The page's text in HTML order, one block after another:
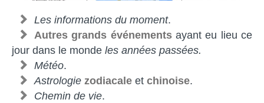
Les informations du moment.
Autres grands événementsayant eu lieu ce
jour dans le monde les années passées.
Météo.
Astrologie zodiacale et chinoise.
Chemin de vie.